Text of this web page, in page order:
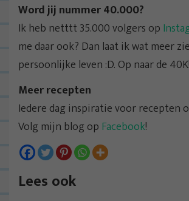
Word jij nummer 40.000?
Ik heb netttt 35.000 volgers op
me daar ook? Dan laat ik wat meer
persoonlijke leven :D. Op naar de 40K!
Meer recepten
Iedere dag inspiratie voor recepten
Volg mijn blog op Facebook!
Lees ook